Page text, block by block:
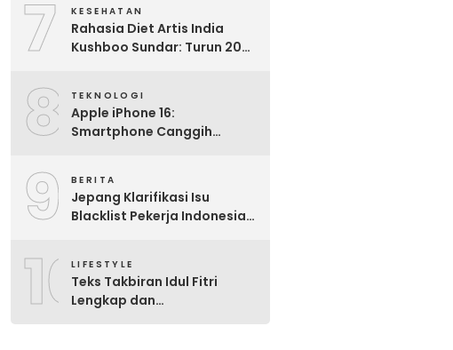
7 KESEHATAN
Rahasia Diet Artis India
Kushboo Sundar: Turun 20
8 TEKNOLOGI
Apple iPhone 16:
Smartphone Canggih
9 BERITA
Jepang Klarifikasi Isu
Blacklist Pekerja Indonesia,
10LIFESTYLE
Teks Takbiran Idul Fitri
Lengkap dan